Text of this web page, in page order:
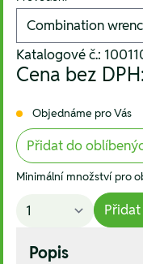
Katalogové č.:
Cena bez
Objednáme pro Vás
Přidat do
Minimální množství pro
Popis